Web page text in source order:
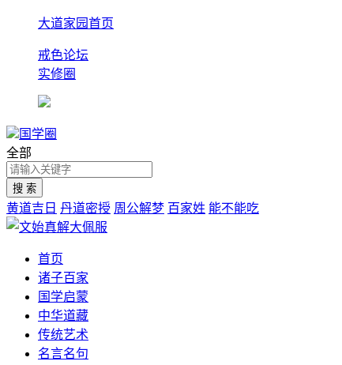
大道家园首页
戒色论坛
实修圈
国学圈
全部
黄道吉日 丹道密授 周公解梦 百家姓 能不能吃
首页
诸子百家
国学启蒙
中华道藏
传统艺术
名言名句